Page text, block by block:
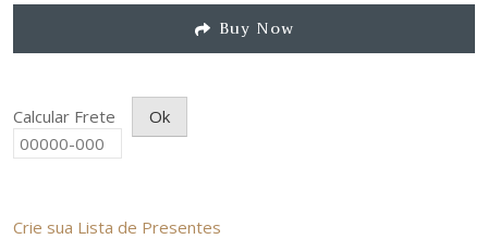
Castiçal
Buy Now
Calcular Frete Ok
Crie sua Lista de Presentes